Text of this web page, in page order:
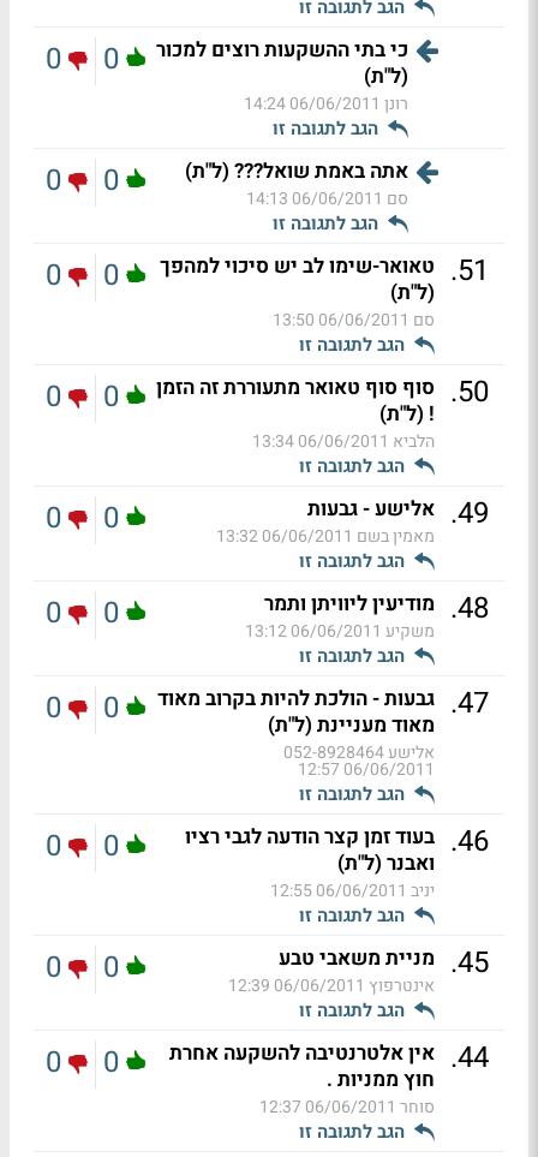
הגב לתגובה זו
כי בתי ההשקעות רוצים למכור
(ל"ת)
רונן 06/06/2011 14:24
הגב לתגובה זו
0
0
אתה באמת שואל??? (ל"ת)
סם 06/06/2011 14:13
הגב לתגובה זו
0
0
51
. טאואר-שימו לב יש סיכוי למהפך
(ל"ת)
סם 06/06/2011 13:50
הגב לתגובה זו
0
0
50
. סוף סוף טאואר מתעוררת זה הזמן
! (ל"ת)
הלביא 06/06/2011 13:34
הגב לתגובה זו
0
0
49
. אלישע - גבעות
מאמין בשם 06/06/2011 13:32
הגב לתגובה זו
0
0
48
. מודיעין ליוויתן ותמר
משקיע 06/06/2011 13:12
הגב לתגובה זו
0
0
47
. גבעות - הולכת להיות בקרוב מאוד
מאוד מעניינת (ל"ת)
אלישע 052-8928464
06/06/2011 12:57
הגב לתגובה זו
0
0
46
. בעוד זמן קצר הודעה לגבי רציו
ואבנר (ל"ת)
יניב 06/06/2011 12:55
הגב לתגובה זו
0
0
45
. מניית משאבי טבע
אינטרפוץ 06/06/2011 12:39
הגב לתגובה זו
0
0
44
. אין אלטרנטיבה להשקעה אחרת
חוץ ממניות .
סוחר 06/06/2011 12:37
הגב לתגובה זו
0
0